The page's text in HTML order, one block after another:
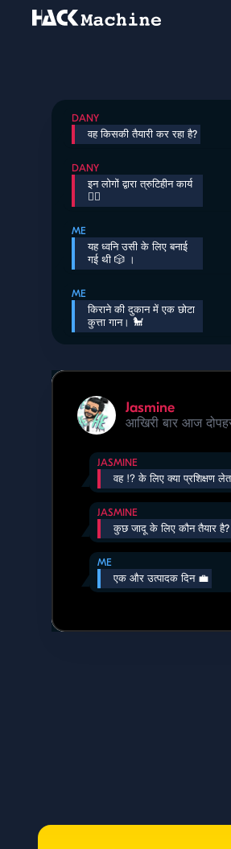
DANY
वह किसकी तैयारी कर रहा है?️
DANY
इन लोगों द्वारा त्रुटिहीन कार्य
✊🏼
ME
यह ध्वनि उसी के लिए बनाई
गई थी 🎲 ।
ME
किराने की दुकान में एक छोटा
कुत्ता गान। 🐩
Jasmine
आखिरी बार आज
JASMINE
वह ⁉️ के लिए क्या प्रशिक्षण
JASMINE
कुछ जादू के लिए कौन तैयार
ME
एक और उत्पादक दिन 💼